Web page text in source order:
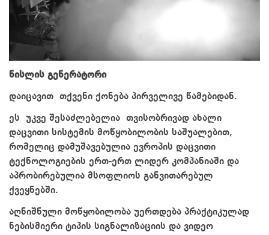
ნისლის გენერატორი
დაიცავით თქვენი ქონება პირველივე წამებიდან.
ეს უკვე შესაძლებელია თვისობრივად ახალი
დაცვითი სისტემის მოწყობილობის საშუალებით,
რომელიც დამუშავებულია ევროპის დაცვითი
ტექნოლოგიების ერთ-ერთ ლიდერ კომპანიაში და
აპრობირებულია მსოფლიოს განვითარებულ
ქვეყნებში.
აღნიშნული მოწყობილობა უერთდება პრაქტიკულად
ნებისმიერი ტიპის სიგნალიზაციის და ვიდეო